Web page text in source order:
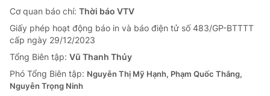
Cơ quan báo chí: Thời báo VTV
Giấy phép hoạt động báo in và báo điện tử số 483/GP-BTTTT
cấp ngày 29/12/2023
Tổng Biên tập: Vũ Thanh Thủy
Phó Tổng Biên tập: Nguyễn Thị Mỹ Hạnh, Phạm Quốc Thắng,
Nguyễn Trọng Ninh